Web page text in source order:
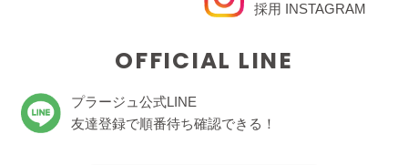
採用 INSTAGRAM
OFFICIAL LINE
プラージュ公式LINE
友達登録で順番待ち確認できる！